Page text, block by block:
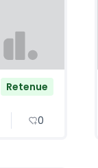
Retenue
0